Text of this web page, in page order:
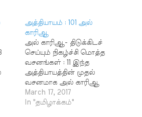
அத்தியாயம் : 101 அல்
காரிஆ
அல் காரிஆ- திடுக்கிடச்
செய்யும் நிகழ்ச்சி மொத்த
வசனங்கள் : 11 இந்த
அத்தியாயத்தின் முதல்
வசனமாக அல் காரிஆ
என்ற சொல் இடம்
பெற்றிருப்பதால் அதுவே
March 17, 2017
In "தமிழாக்கம்"